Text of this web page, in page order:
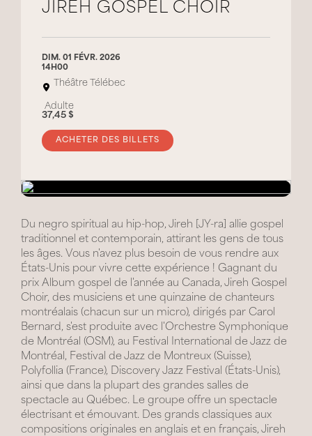
JIREH GOSPEL CHOIR
DIM. 01 FÉVR. 2026
14H00
Théâtre Télébec
Adulte
37,45 $
ACHETER DES BILLETS
Du negro spiritual au hip-hop, Jireh [JY-ra] allie gospel
traditionnel et contemporain, attirant les gens de tous
les âges. Vous n'avez plus besoin de vous rendre aux
États-Unis pour vivre cette expérience ! Gagnant du
prix Album gospel de l'année au Canada, Jireh Gospel
Choir, des musiciens et une quinzaine de chanteurs
montréalais (chacun sur un micro), dirigés par Carol
Bernard, s'est produite avec l'Orchestre Symphonique
de Montréal (OSM), au Festival International de Jazz de
Montréal, Festival de Jazz de Montreux (Suisse),
Polyfollia (France), Discovery Jazz Festival (États-Unis),
ainsi que dans la plupart des grandes salles de
spectacle au Québec. Le groupe offre un spectacle
électrisant et émouvant. Des grands classiques aux
compositions originales en anglais et en français, Jireh